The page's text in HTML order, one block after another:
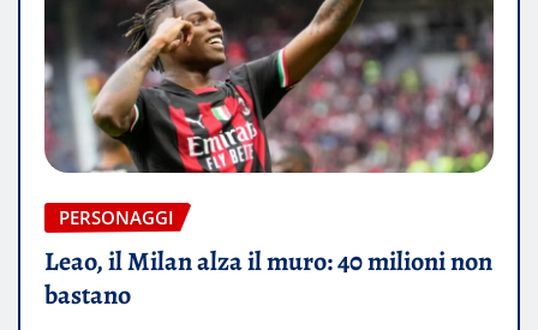
PERSONAGGI
Leao, il Milan alza il muro: 40 milioni non
bastano